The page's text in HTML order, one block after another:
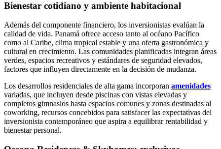
Bienestar cotidiano y ambiente habitacional
Además del componente financiero, los inversionistas evalúan la
calidad de vida. Panamá ofrece acceso tanto al océano Pacífico
como al Caribe, clima tropical estable y una oferta gastronómica y
cultural en crecimiento. Las comunidades planificadas integran áreas
verdes, espacios recreativos y estándares de seguridad elevados,
factores que influyen directamente en la decisión de mudanza.
Los desarrollos residenciales de alta gama incorporan amenidades
variadas, que incluyen desde piscinas con vistas elevadas y
completos gimnasios hasta espacios comunes y zonas destinadas al
coworking, recursos concebidos para satisfacer las expectativas del
inversionista contemporáneo que aspira a equilibrar rentabilidad y
bienestar personal.